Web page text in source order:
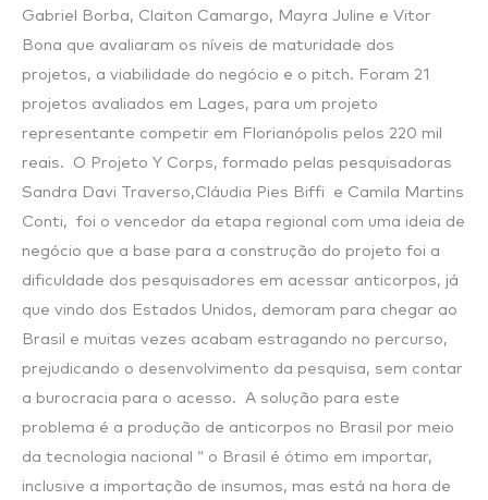
Gabriel Borba, Claiton Camargo, Mayra Juline e Vitor
Bona que avaliaram os níveis de maturidade dos
projetos, a viabilidade do negócio e o pitch. Foram 21
projetos avaliados em Lages, para um projeto
representante competir em Florianópolis pelos 220 mil
reais. O Projeto Y Corps, formado pelas pesquisadoras
Sandra Davi Traverso,Cláudia Pies Biffi e Camila Martins
Conti, foi o vencedor da etapa regional com uma ideia de
negócio que a base para a construção do projeto foi a
dificuldade dos pesquisadores em acessar anticorpos, já
que vindo dos Estados Unidos, demoram para chegar ao
Brasil e muitas vezes acabam estragando no percurso,
prejudicando o desenvolvimento da pesquisa, sem contar
a burocracia para o acesso. A solução para este
problema é a produção de anticorpos no Brasil por meio
da tecnologia nacional “ o Brasil é ótimo em importar,
inclusive a importação de insumos, mas está na hora de